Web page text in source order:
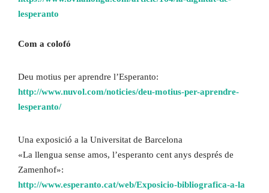
lesperanto
Com a colofó
Deu motius per aprendre l’Esperanto:
http://www.nuvol.com/noticies/deu-motius-per-aprendre-
lesperanto/
Una exposició a la Universitat de Barcelona
«La llengua sense amos, l’esperanto cent anys després de
Zamenhof»:
http://www.esperanto.cat/web/Exposicio-bibliografica-a-la